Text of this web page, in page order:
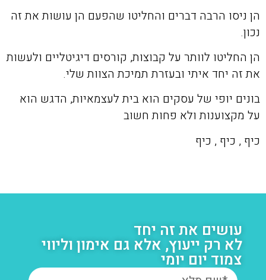
הן ניסו הרבה דברים והחליטו שהפעם הן עושות את זה
נכון.
הן החליטו לוותר על קבוצות, קורסים דיגיטליים ולעשות
את זה יחד איתי ובעזרת תמיכת הצוות שלי.
בונים יופי של עסקים הוא בית לעצמאיות, הדגש הוא
על מקצוענות ולא פחות חשוב
כיף , כיף , כיף
עושים את זה יחד
לא רק ייעוץ, אלא גם אימון וליווי
צמוד יום יומי